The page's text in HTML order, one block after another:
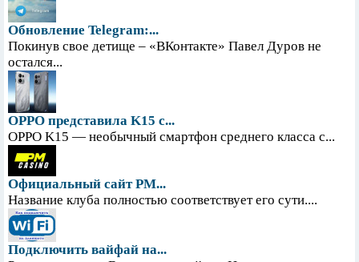
Обновление Telegram:...
Покинув свое детище – «ВКонтакте» Павел Дуров не
остался...
OPPO представила K15 с...
OPPO K15 — необычный смартфон среднего класса с...
Официальный сайт PM...
Название клуба полностью соответствует его сути....
Подключить вайфай на...